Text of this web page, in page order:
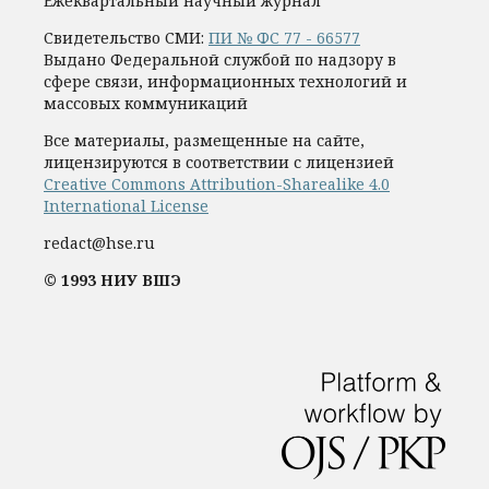
Свидетельство СМИ: ПИ № ФС 77 - 66577
Выдано Федеральной службой по надзору в
сфере связи, информационных технологий и
массовых коммуникаций
Все материалы, размещенные на сайте,
лицензируются в соответствии с лицензией
Creative Commons Attribution-Sharealike 4.0
International License
redact@hse.ru
© 1993 НИУ ВШЭ